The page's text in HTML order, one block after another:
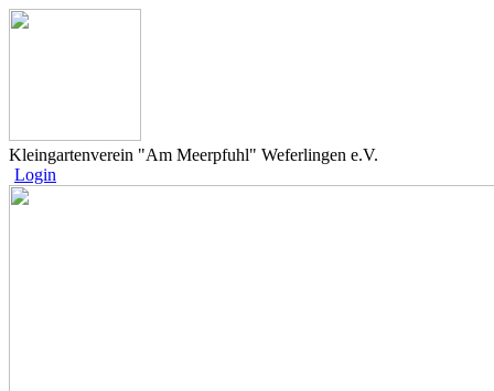
Kleingartenverein "Am Meerpfuhl" Weferlingen e.V.
Login